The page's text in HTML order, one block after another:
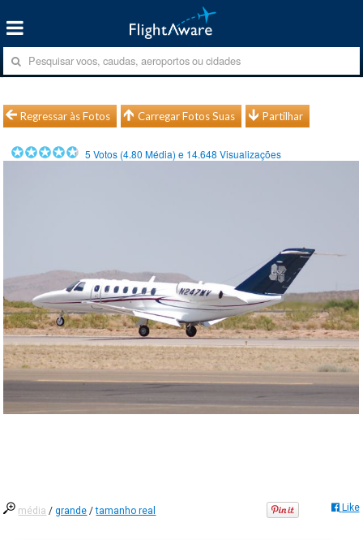
Regressar às Fotos Carregar Fotos Suas Partilhar
5 Votos (4.80 Média) e 14.648 Visualizações
média /grande /tamanho real Like